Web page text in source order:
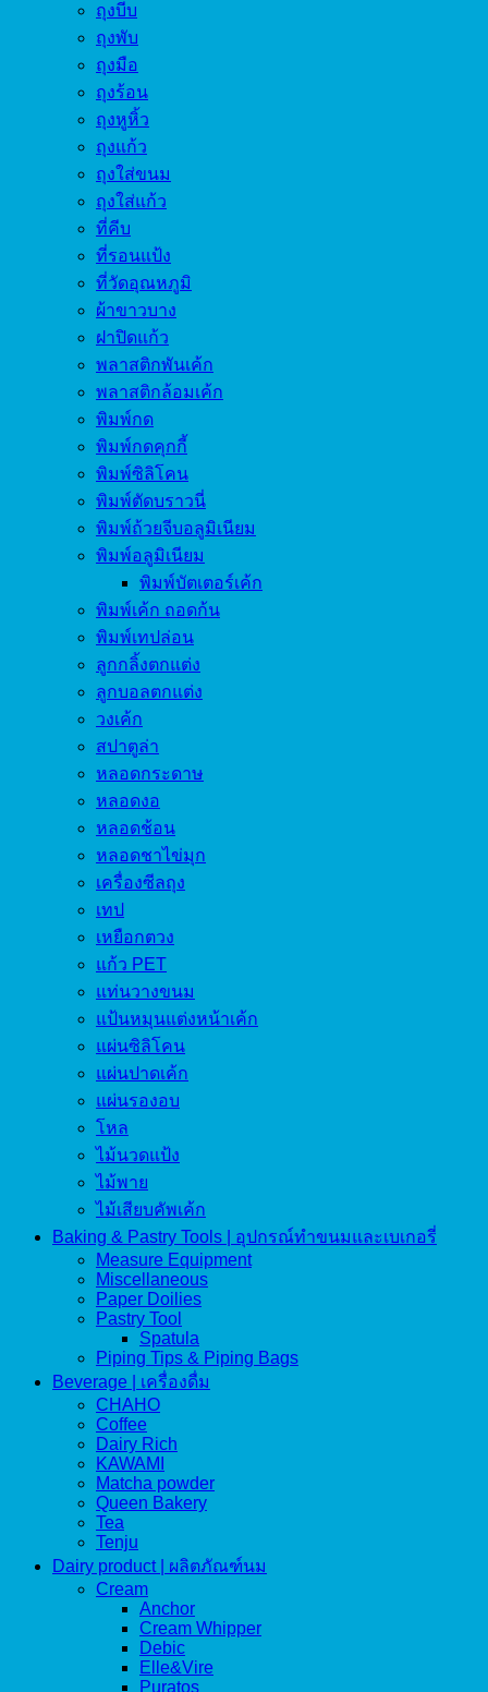
ถุงบีบ
ถุงพับ
ถุงมือ
ถุงร้อน
ถุงหูหิ้ว
ถุงแก้ว
ถุงใส่ขนม
ถุงใส่แก้ว
ที่คีบ
ที่รอนแป้ง
ที่วัดอุณหภูมิ
ผ้าขาวบาง
ฝาปิดแก้ว
พลาสติกพันเค้ก
พลาสติกล้อมเค้ก
พิมพ์กด
พิมพ์กดคุกกี้
พิมพ์ซิลิโคน
พิมพ์ตัดบราวนี่
พิมพ์ถ้วยจีบอลูมิเนียม
พิมพ์อลูมิเนียม
พิมพ์บัตเตอร์เค้ก
พิมพ์เค้ก ถอดก้น
พิมพ์เทปล่อน
ลูกกลิ้งตกแต่ง
ลูกบอลตกแต่ง
วงเค้ก
สปาตูล่า
หลอดกระดาษ
หลอดงอ
หลอดช้อน
หลอดชาไข่มุก
เครื่องซีลถุง
เทป
เหยือกตวง
แก้ว PET
แท่นวางขนม
แป้นหมุนแต่งหน้าเค้ก
แผ่นซิลิโคน
แผ่นปาดเค้ก
แผ่นรองอบ
โหล
ไม้นวดแป้ง
ไม้พาย
ไม้เสียบคัพเค้ก
Baking & Pastry Tools | อุปกรณ์ทำขนมและเบเกอรี่
Measure Equipment
Miscellaneous
Paper Doilies
Pastry Tool
Spatula
Piping Tips & Piping Bags
Beverage | เครื่องดื่ม
CHAHO
Coffee
Dairy Rich
KAWAMI
Matcha powder
Queen Bakery
Tea
Tenju
Dairy product | ผลิตภัณฑ์นม
Cream
Anchor
Cream Whipper
Debic
Elle&Vire
Puratos